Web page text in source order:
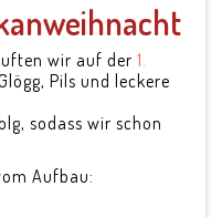
wir auf der 1.
Pils und leckere
sodass wir schon
Aufbau: